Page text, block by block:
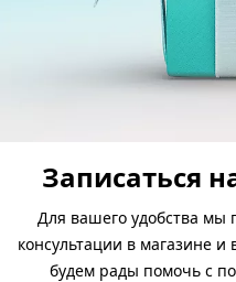
Записаться
Для вашего удобства мы
консультации в магазине
будем рады помочь с